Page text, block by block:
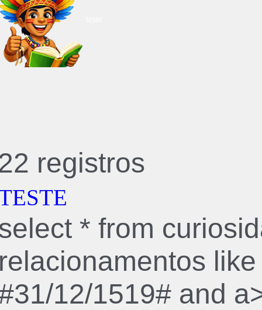
registros
* from
12/1519# and